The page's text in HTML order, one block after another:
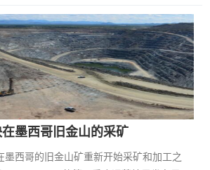
墨西哥旧金山的采矿
西哥的旧金山矿重新开始采矿和加工之